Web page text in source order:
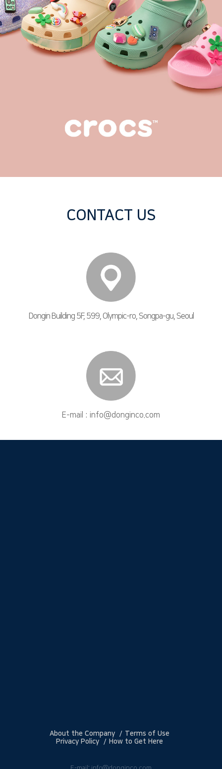
CONTACT US
Dongin Building 5F, 599, Olympic-ro, Songpa-gu, Seoul
E-mail : info@donginco.com
About the Company
Terms of Use
Privacy Policy
How to Get Here